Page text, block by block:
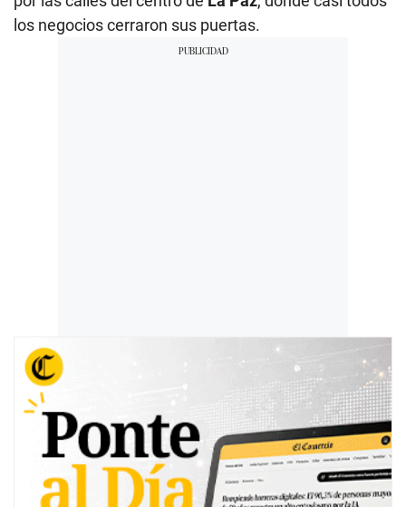
los negocios cerraron sus puertas.